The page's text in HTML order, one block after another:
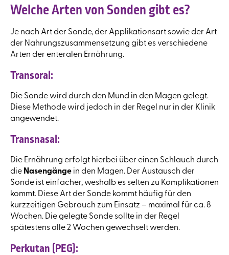
Welche Arten von Sonden gibt es?
Je nach Art der Sonde, der Applikationsart sowie der Art
der Nahrungszusammensetzung gibt es verschiedene
Arten der enteralen Ernährung.
Transoral:
Die Sonde wird durch den Mund in den Magen gelegt.
Diese Methode wird jedoch in der Regel nur in der Klinik
angewendet.
Transnasal:
Die Ernährung erfolgt hierbei über einen Schlauch durch
die Nasengänge in den Magen. Der Austausch der
Sonde ist einfacher, weshalb es selten zu Komplikationen
kommt. Diese Art der Sonde kommt häufig für den
kurzzeitigen Gebrauch zum Einsatz – maximal für ca. 8
Wochen. Die gelegte Sonde sollte in der Regel
spätestens alle 2 Wochen gewechselt werden.
Perkutan (PEG):